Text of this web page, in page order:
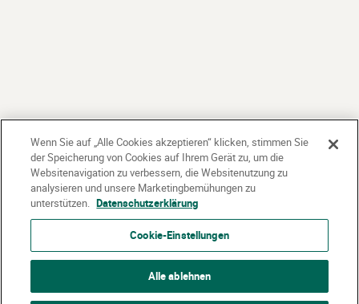
Wenn Sie auf „Alle Cookies akzeptieren“ klicken, stimmen Sie
der Speicherung von Cookies auf Ihrem Gerät zu, um die
Websitenavigation zu verbessern, die Websitenutzung zu
analysieren und unsere Marketingbemühungen zu
unterstützen. Datenschutzerklärung
Cookie-Einstellungen
Alle ablehnen